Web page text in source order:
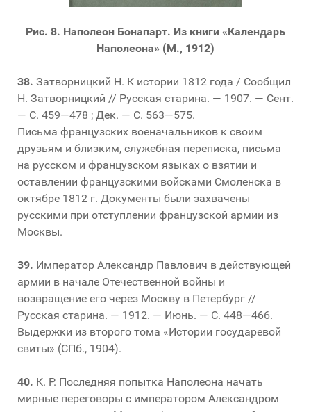
Рис. 8. Наполеон Бонапарт. Из книги «Календарь
Наполеона» (М., 1912)
38. Затворницкий Н. К истории 1812 года / Сообщил
Н. Затворницкий // Русская старина. — 1907. — Сент.
— С. 459—478 ; Дек. — С. 563—575.
Письма французских военачальников к своим
друзьям и близким, служебная переписка, письма
на русском и французском языках о взятии и
оставлении французскими войсками Смоленска в
октябре 1812 г. Документы были захвачены
русскими при отступлении французской армии из
Москвы.
39. Император Александр Павлович в действующей
армии в начале Отечественной войны и
возвращение его через Москву в Петербург //
Русская старина. — 1912. — Июнь. — С. 448—466.
Выдержки из второго тома «Истории государевой
свиты» (СПб., 1904).
40. К. Р. Последняя попытка Наполеона начать
мирные переговоры с императором Александром